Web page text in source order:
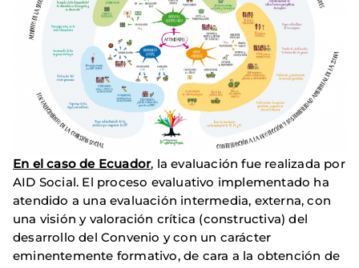
En el caso de Ecuador, la evaluación fue realizada por
AID Social. El proceso evaluativo implementado ha
atendido a una evaluación intermedia, externa, con
una visión y valoración crítica (constructiva) del
desarrollo del Convenio y con un carácter
eminentemente formativo, de cara a la obtención de